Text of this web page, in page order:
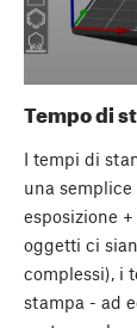
Tempo di
I tempi di
una
esposizione
oggetti ci
complessi), i
stampa - ad